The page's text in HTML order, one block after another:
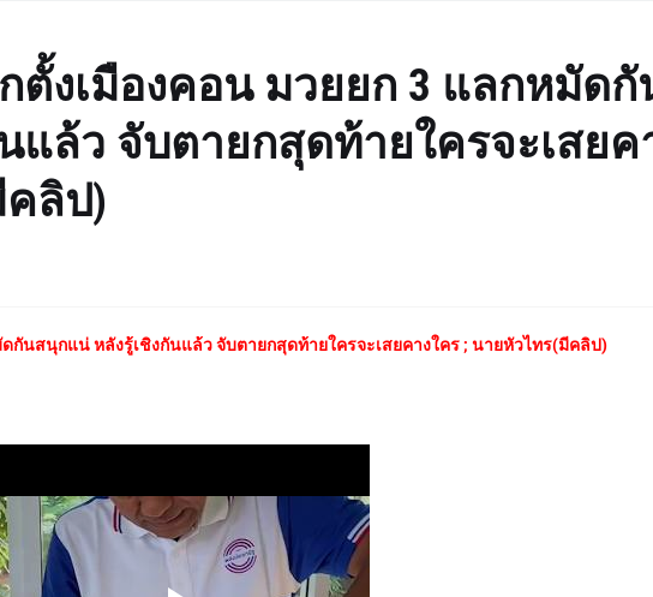
ตั้งเมืองคอน มวยยก 3 แลกหมัดกั
แล้ว จับตายกสุดท้ายใครจะเสยค
ลิป)
กันสนุกแน่ หลังรู้เชิงกันแล้ว จับตายกสุดท้ายใครจะเสยคางใคร ; นายหัวไทร(มีคลิป)